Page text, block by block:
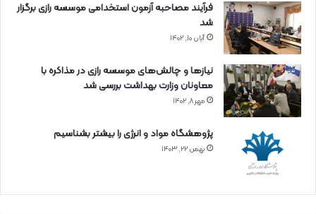
فرآیند مصاحبه آزمون استخدامی موسسه رازی برگزار
شد
آبان ۱۰, ۱۴۰۲
نیازها و چالش‌های موسسه رازی در مذاکره با
معاونان وزارت بهداشت بررسی شد
مهر ۸, ۱۴۰۲
پژوهشگاه مواد و انرژی را بیشتر بشناسیم
بهمن ۲۲, ۱۴۰۳